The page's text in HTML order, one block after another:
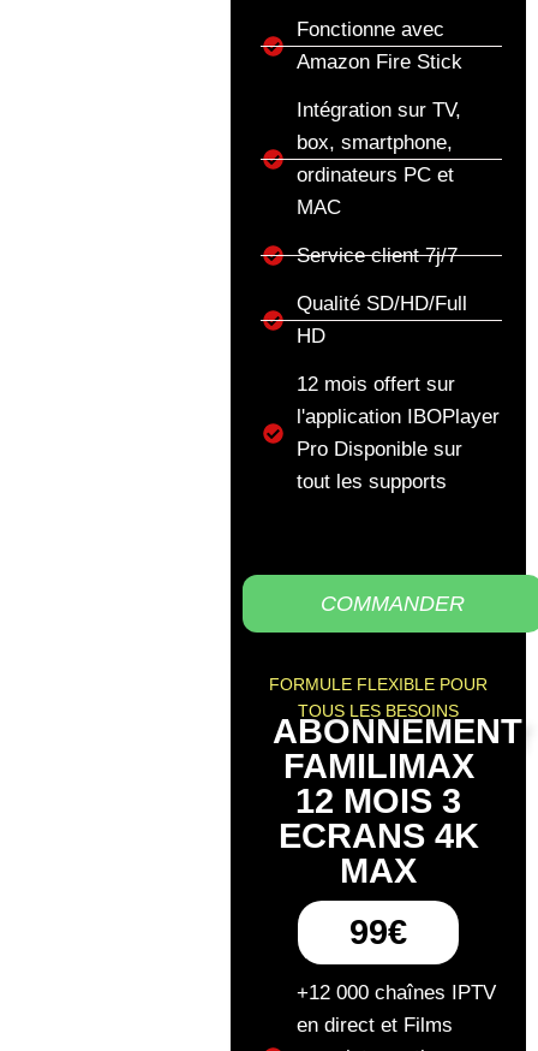
Fonctionne avec
Amazon Fire Stick
Intégration sur TV,
box, smartphone,
ordinateurs PC et
MAC
Service client 7j/7
Qualité SD/HD/Full
HD
12 mois offert sur
l'application IBOPlayer
Pro Disponible sur
tout les supports
COMMANDER
FORMULE FLEXIBLE POUR
TOUS LES BESOINS
ABONNEMENT
FAMILIMAX
12 MOIS 3
ECRANS 4K
MAX
99€
+12 000 chaînes IPTV
en direct et Films